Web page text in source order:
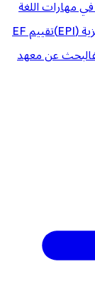
في مهارات اللغة
تقييم EF
البحث عن معهد